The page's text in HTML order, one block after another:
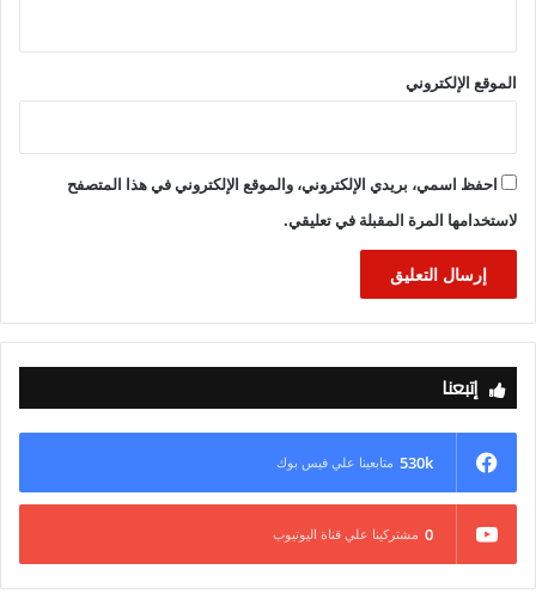
الموقع الإلكتروني
احفظ اسمي، بريدي الإلكتروني، والموقع الإلكتروني في هذا المتصفح
لاستخدامها المرة المقبلة في تعليقي.
إتبعنا
530k متابعينا علي فيس بوك
0 مشتركينا علي قناة اليوتيوب